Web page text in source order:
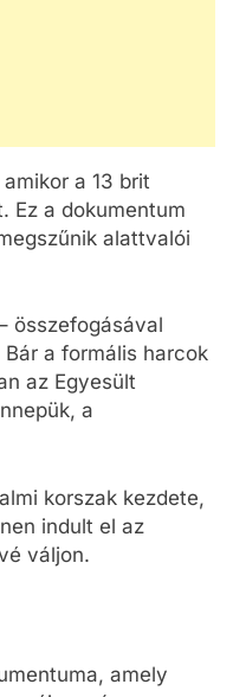
a 13 brit
Ez a dokumentum
alattvalói
összefogásával
a formális harcok
az Egyesült
a
korszak kezdete,
indult el az
váljon.
amely